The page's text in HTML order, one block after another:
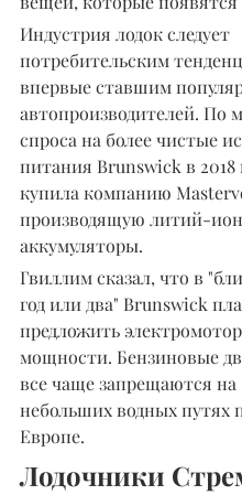
Индустрия лодок следует
потребительским
впервые ставшим
автопроизводителей. По
спроса на более чистые
питания Brunswick в 2018
купила компанию
производящую литий-
аккумуляторы.
Гвиллим сказал, что в
год или два" Brunswick
предложить
мощности. Бензиновые
все чаще запрещаются на
небольших водных путях
Европе.
Лодочники